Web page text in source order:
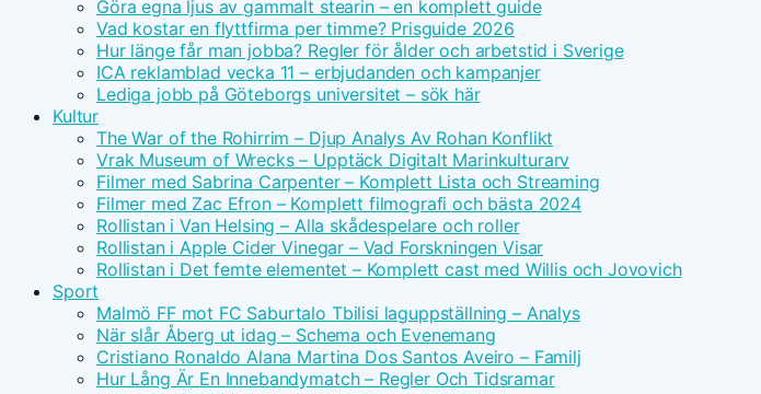
Göra egna ljus av gammalt stearin – en komplett guide
Vad kostar en flyttfirma per timme? Prisguide 2026
Hur länge får man jobba? Regler för ålder och arbetstid i Sverige
ICA reklamblad vecka 11 – erbjudanden och kampanjer
Lediga jobb på Göteborgs universitet – sök här
Kultur
The War of the Rohirrim – Djup Analys Av Rohan Konflikt
Vrak Museum of Wrecks – Upptäck Digitalt Marinkulturarv
Filmer med Sabrina Carpenter – Komplett Lista och Streaming
Filmer med Zac Efron – Komplett filmografi och bästa 2024
Rollistan i Van Helsing – Alla skådespelare och roller
Rollistan i Apple Cider Vinegar – Vad Forskningen Visar
Rollistan i Det femte elementet – Komplett cast med Willis och Jovovich
Sport
Malmö FF mot FC Saburtalo Tbilisi laguppställning – Analys
När slår Åberg ut idag – Schema och Evenemang
Cristiano Ronaldo Alana Martina Dos Santos Aveiro – Familj
Hur Lång Är En Innebandymatch – Regler Och Tidsramar